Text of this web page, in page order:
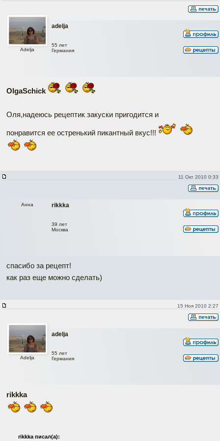
adelja
Adelja
55 лет
Германия
OlgaSchick
Оля,надеюсь рецептик закуски пригодится и
понравится ее остренький пикантный вкус!!!
11 Окт 2010 0:33
rikkka
Анна
39 лет
Москва
спасибо за рецепт!
как раз еще можно сделать)
15 Ноя 2010 2:27
adelja
Adelja
55 лет
Германия
rikkka
rikkka писал(а):